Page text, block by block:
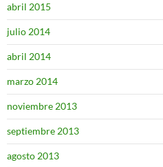
abril 2015
julio 2014
abril 2014
marzo 2014
noviembre 2013
septiembre 2013
agosto 2013